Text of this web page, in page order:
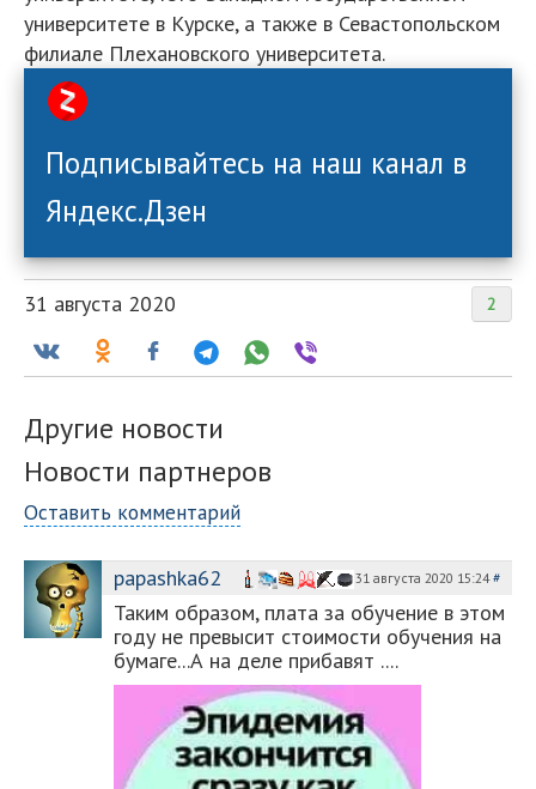
университете в Курске, а также в Севастопольском
филиале Плехановского университета.
Подписывайтесь на наш канал в
Яндекс.Дзен
2
31 августа 2020
Другие новости
Новости партнеров
Оставить комментарий
papashka62 31 августа 2020 15:24#
Таким образом, плата за обучение в этом
году не превысит стоимости обучения на
бумаге...А на деле прибавят ....